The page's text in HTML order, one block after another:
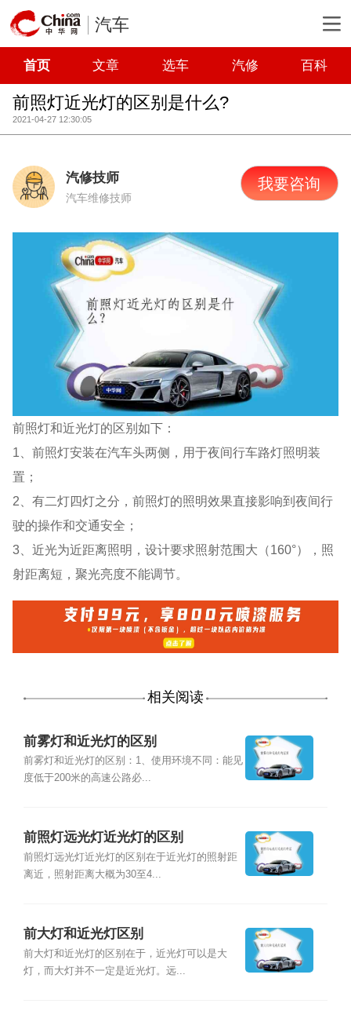
汽车
首页 文章 选车 汽修 百科
前照灯近光灯的区别是什么?
2021-04-27 12:30:05
汽修技师
汽车维修技师
我要咨询
前照灯和近光灯的区别如下：
1、前照灯安装在汽车头两侧，用于夜间行车路灯照明装
置；
2、有二灯四灯之分，前照灯的照明效果直接影响到夜间行
驶的操作和交通安全；
3、近光为近距离照明，设计要求照射范围大（160°），照
射距离短，聚光亮度不能调节。
相关阅读
前雾灯和近光灯的区别
前雾灯和近光灯的区别：1、使用环境不同：能见
度低于200米的高速公路必...
前照灯远光灯近光灯的区别
前照灯远光灯近光灯的区别在于近光灯的照射距
离近，照射距离大概为30至4...
前大灯和近光灯区别
前大灯和近光灯的区别在于，近光灯可以是大
灯，而大灯并不一定是近光灯。远...